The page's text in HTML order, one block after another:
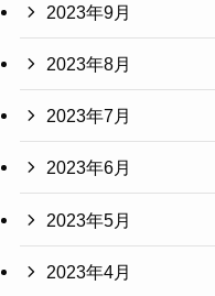
2023年9月
2023年8月
2023年7月
2023年6月
2023年5月
2023年4月